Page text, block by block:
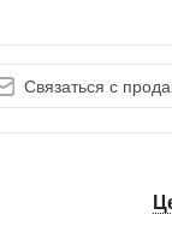
Связаться с